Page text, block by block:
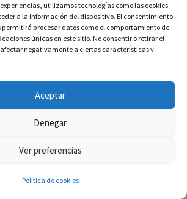
utilizamos tecnologías como las cookies
a la información del dispositivo. El consentimiento
permitirá procesar datos como el comportamiento de
únicas en este sitio. No consentir o retirar el
negativamente a ciertas características y
Aceptar
Denegar
Ver preferencias
Política de cookies
8 + 13=